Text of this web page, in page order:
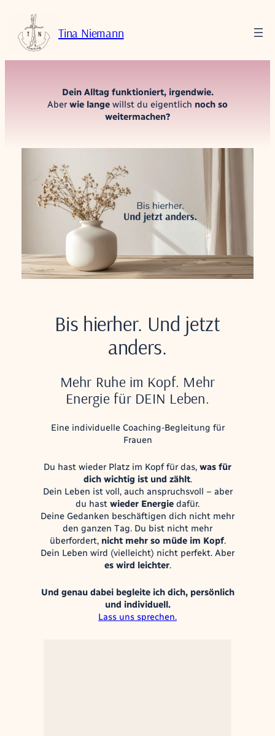
Inhalt
springen
Tina Niemann
Dein Alltag funktioniert, irgendwie.
Aber wie lange willst du eigentlich noch so
weitermachen?
Bis hierher. Und jetzt
anders.
Mehr Ruhe im Kopf. Mehr
Energie für DEIN Leben.
Eine individuelle Coaching-Begleitung für
Frauen
Du hast wieder Platz im Kopf für das, was für
dich wichtig ist und zählt.
Dein Leben ist voll, auch anspruchsvoll – aber
du hast wieder Energie dafür.
Deine Gedanken beschäftigen dich nicht mehr
den ganzen Tag. Du bist nicht mehr
überfordert, nicht mehr so müde im Kopf.
Dein Leben wird (vielleicht) nicht perfekt. Aber
es wird leichter.
Und genau dabei begleite ich dich, persönlich
und individuell.
Lass uns sprechen.